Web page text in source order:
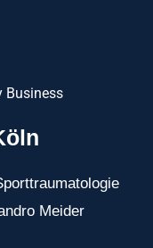
Business
Meider